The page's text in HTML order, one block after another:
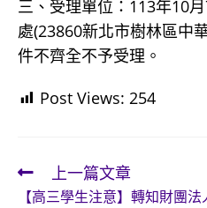
三、受理單位：113年10
處(23860新北市樹林區中
件不齊全不予受理。
Post Views: 254
Read
more
上一篇文章
【高三學生注意】轉知財團